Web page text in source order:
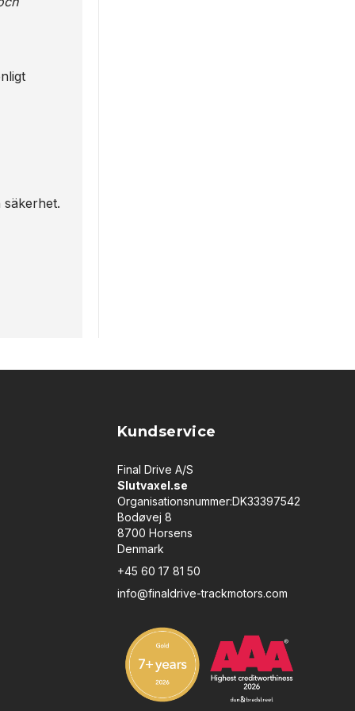
Kundservice
Final Drive A/S
Slutvaxel.se
Organisationsnummer:DK33397542
Bodøvej 8
8700 Horsens
Denmark
+45 60 17 81 50
info@finaldrive-trackmotors.com